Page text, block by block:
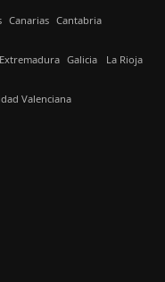
Canarias Cantabria
Extremadura Galicia La Rioja
Valenciana